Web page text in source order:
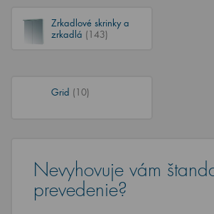
Zrkadlové skrinky a
zrkadlá (143)
Grid (10)
Nevyhovuje vám
prevedenie?